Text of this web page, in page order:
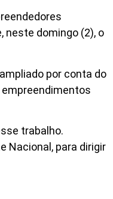
neste domingo (2), o
por conta do
empreendimentos
trabalho.
Nacional, para dirigir